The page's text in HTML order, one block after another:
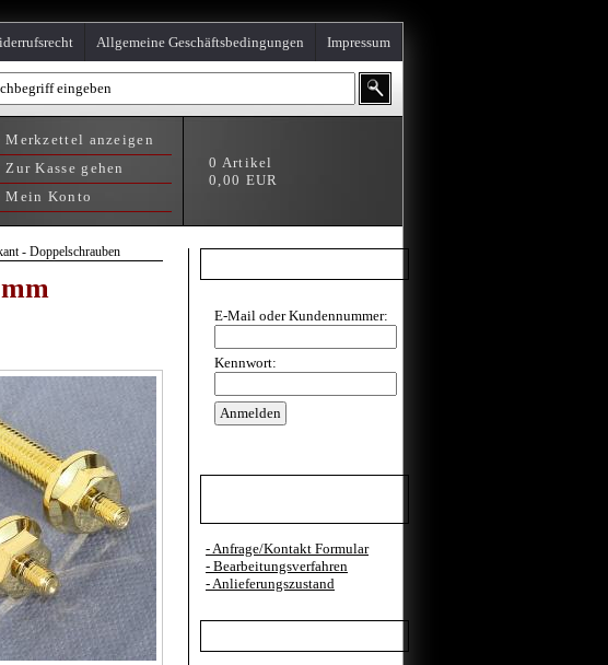
Impressum
Allgemeine Geschäftsbedingungen
Merkzettel anzeigen
Zur Kasse gehen
Mein Konto
0 Artikel
0,00 EUR
- Doppelschrauben
E-Mail oder Kundennummer:
Kennwort:
- Anfrage/Kontakt Formular
- Bearbeitungsverfahren
- Anlieferungszustand